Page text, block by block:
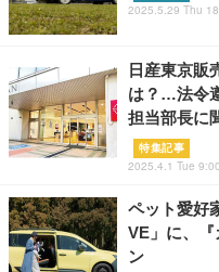
2025.5.29 Thu
日産東京販
は？…法令
担当部長に
特集記事
2025.4.1 Tue 9:00
ペット愛好
VE」に、
ン